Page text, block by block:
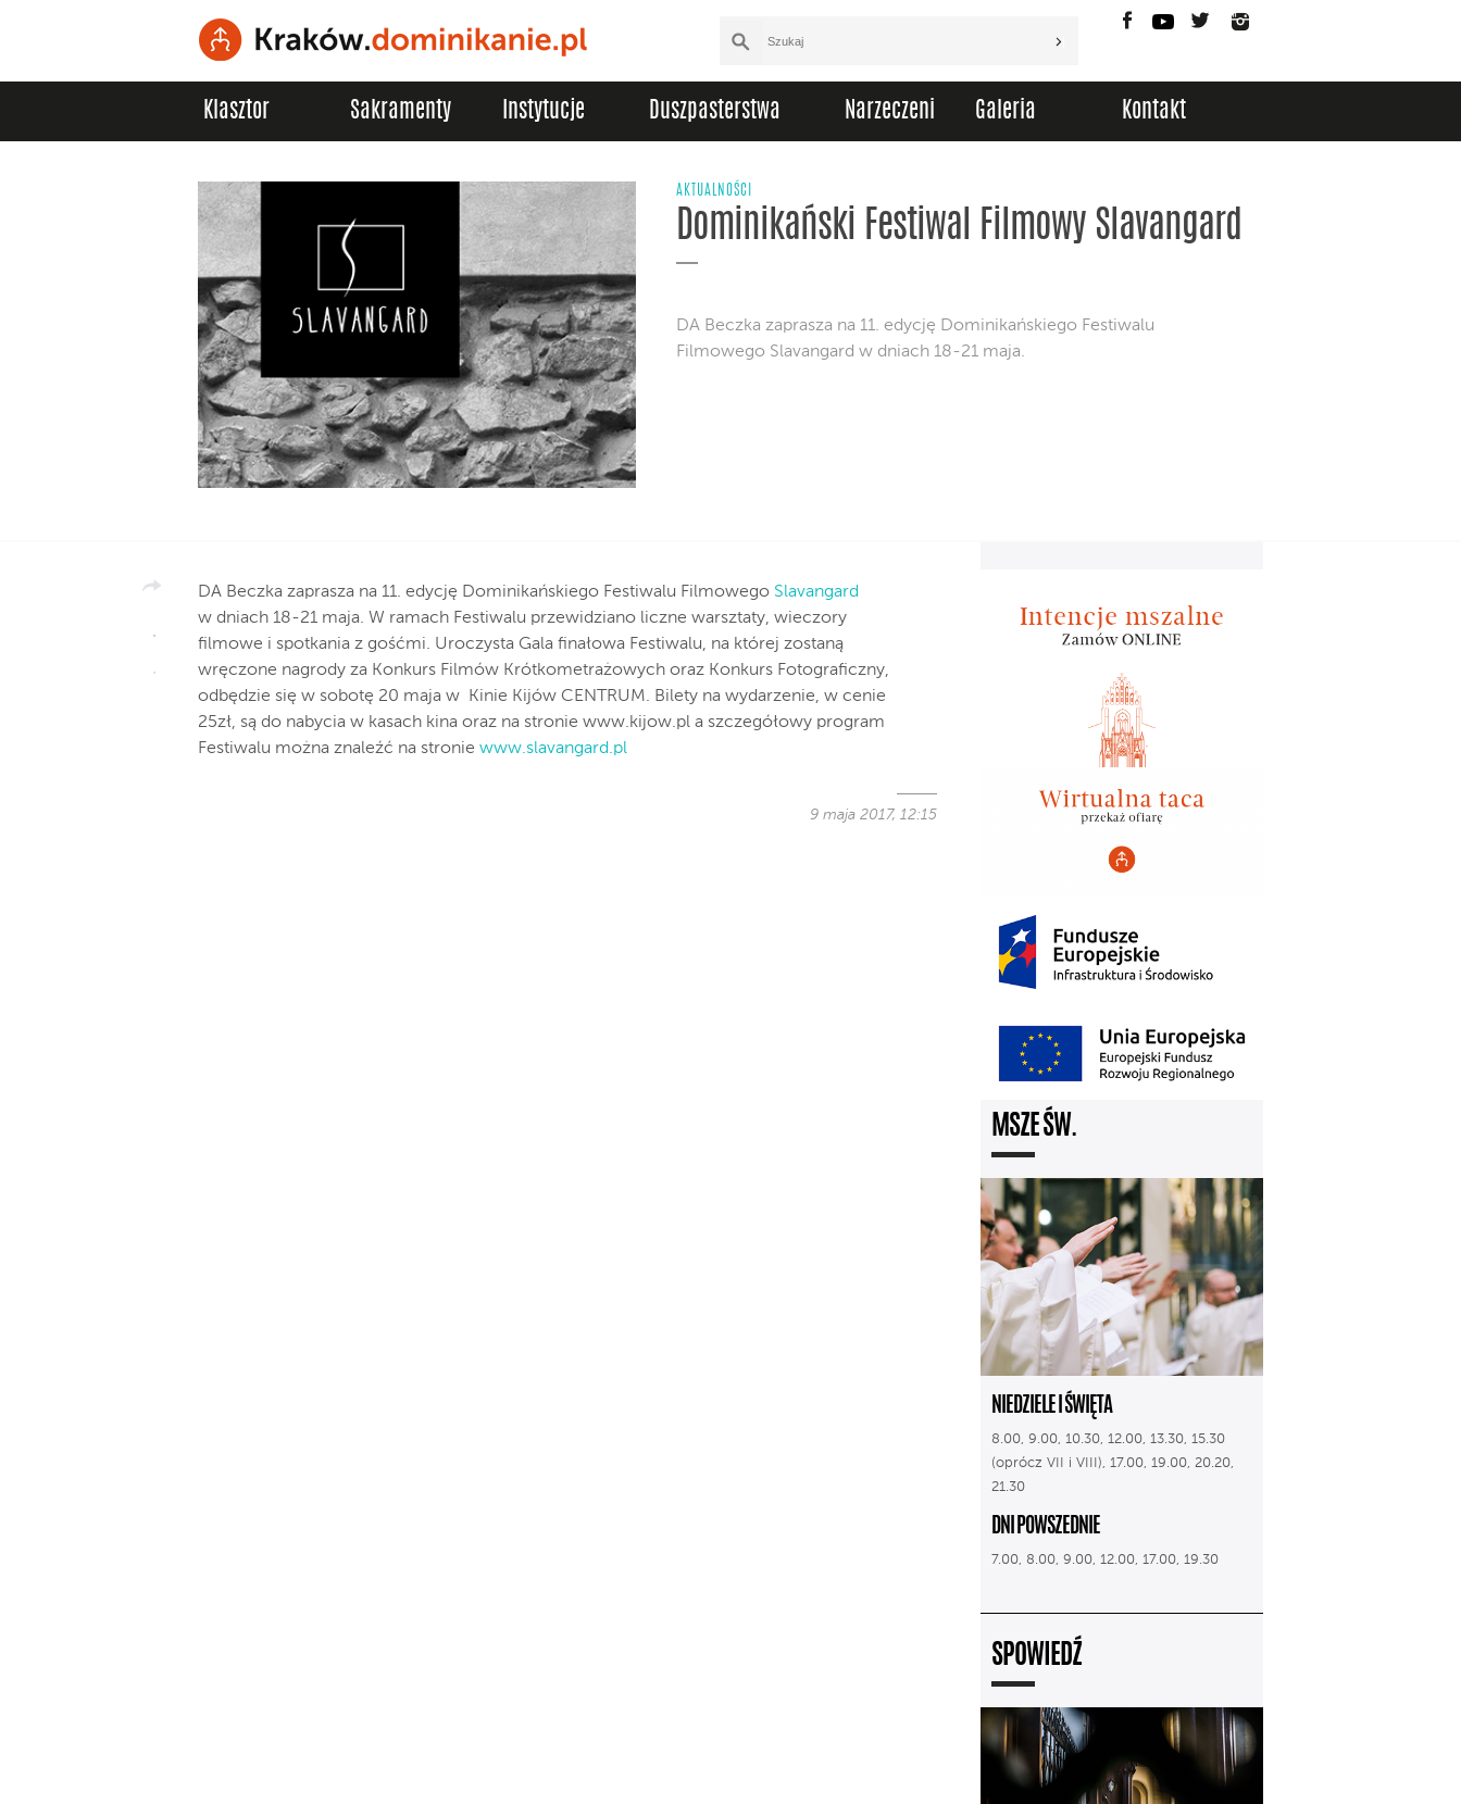
FacebookYouTubeTwitter
Klasztor Sakramenty Instytucje Duszpasterstwa Narzeczeni Galeria Kontakt
AKTUALNOŚCI
Dominikański Festiwal Filmowy Slavangard
DA Beczka zaprasza na 11. edycję Dominikańskiego Festiwalu
Filmowego Slavangard w dniach 18-21 maja.
DA Beczka zaprasza na 11. edycję Dominikańskiego Festiwalu Filmowego Slavangard
w dniach 18-21 maja. W ramach Festiwalu przewidziano liczne warsztaty, wieczory
filmowe i spotkania z gośćmi. Uroczysta Gala finałowa Festiwalu, na której zostaną
wręczone nagrody za Konkurs Filmów Krótkometrażowych oraz Konkurs Fotograficzny,
odbędzie się w sobotę 20 maja w Kinie Kijów CENTRUM. Bilety na wydarzenie, w cenie
25zł, są do nabycia w kasach kina oraz na stronie www.kijow.pl a szczegółowy program
Festiwalu można znaleźć na stronie www.slavangard.pl
9 maja 2017, 12:15
MSZE ŚW.
NIEDZIELE I ŚWIĘTA
8.00, 9.00, 10.30, 12.00, 13.30, 15.30
(oprócz VII i VIII), 17.00, 19.00, 20.20,
21.30
DNI POWSZEDNIE
7.00, 8.00, 9.00, 12.00, 17.00, 19.30
SPOWIEDŹ